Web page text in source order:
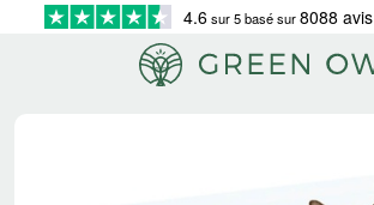
4.6sur 5 basé sur8088 avis